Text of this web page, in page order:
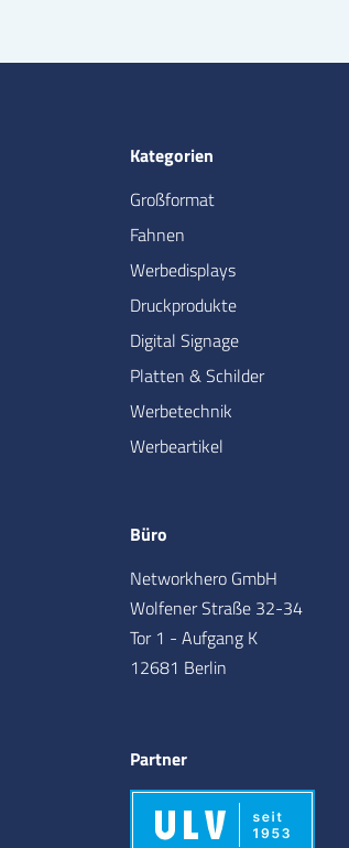
Kategorien
Großformat
Fahnen
Werbedisplays
Druckprodukte
Digital Signage
Platten & Schilder
Werbetechnik
Werbeartikel
Büro
Networkhero GmbH
Wolfener Straße 32-34
Tor 1 - Aufgang K
12681 Berlin
Partner